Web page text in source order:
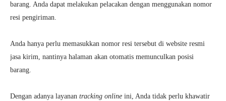
barang. Anda dapat melakukan pelacakan dengan menggunakan nomor
resi pengiriman.
Anda hanya perlu memasukkan nomor resi tersebut di website resmi
jasa kirim, nantinya halaman akan otomatis memunculkan posisi
barang.
Dengan adanya layanan tracking online ini, Anda tidak perlu khawatir